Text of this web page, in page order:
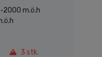
2000 m.ö.h
3 stk.